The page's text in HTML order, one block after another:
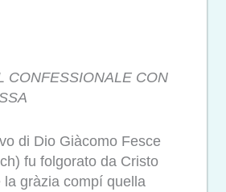
CONFESSIONALE CON
di Dio Giàcomo Fesce
fu folgorato da Cristo
la gràzia compí quella